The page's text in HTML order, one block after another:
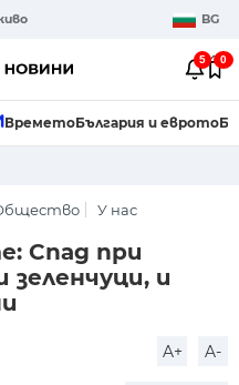
BG
5 0
ВреметоБългария и еврото
У нас
Спад при
зеленчуци, и
A+ A-